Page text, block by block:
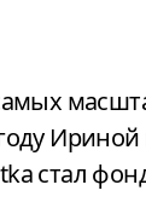
стал